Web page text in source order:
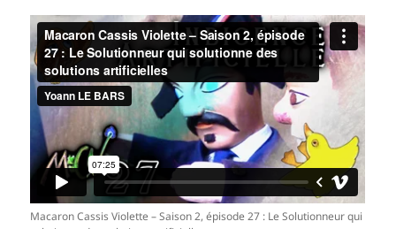
Macaron Cassis Violette – Saison 2, épisode 27 : Le Solutionneur qui